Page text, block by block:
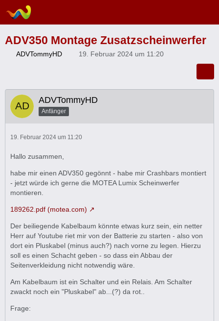
ADV350 Montage Zusatzscheinwerfer
ADVTommyHD 19. Februar 2024 um 11:20
ADVTommyHD
Anfänger
19. Februar 2024 um 11:20
Hallo zusammen,
habe mir einen ADV350 gegönnt - habe mir Crashbars montiert
- jetzt würde ich gerne die MOTEA Lumix Scheinwerfer
montieren.
189262.pdf (motea.com)
Der beiliegende Kabelbaum könnte etwas kurz sein, ein netter
Herr auf Youtube riet mir von der Batterie zu starten - also von
dort ein Pluskabel (minus auch?) nach vorne zu legen. Hierzu
soll es einen Schacht geben - so dass ein Abbau der
Seitenverkleidung nicht notwendig wäre.
Am Kabelbaum ist ein Schalter und ein Relais. Am Schalter
zwackt noch ein "Pluskabel" ab...(?) da rot..
Frage: